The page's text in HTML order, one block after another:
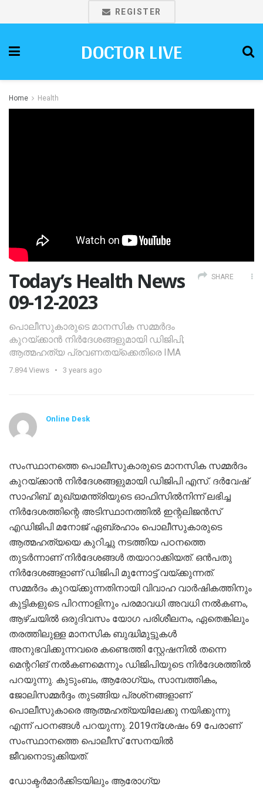
REGISTER
DOCTOR LIVE
Home Health
Today’s Health News
09-12-2023
പൊലീസുകാരുടെ മാനസിക സമ്മർദം
കുറയ്ക്കാൻ നിർദേശങ്ങളുമായി ഡിജിപി;
ആത്മഹത്യ പ്രവണതയ്‌ക്കെതിരെ IMA
7.894Views 3 years ago
SHARE
Online Desk
സംസ്ഥാനത്തെ പൊലീസുകാരുടെ മാനസിക സമ്മര്‍ദം
കുറയ്ക്കാന്‍ നിര്‍ദേശങ്ങളുമായി ഡിജിപി എസ്. ദര്‍വേഷ്
സാഹിബ്. മുഖ്യമന്ത്രിയുടെ ഓഫിസില്‍നിന്ന് ലഭിച്ച
നിര്‍ദേശത്തിന്റെ അടിസ്ഥാനത്തില്‍ ഇന്റലിജന്‍സ്
എഡിജിപി മനോജ് ഏബ്രഹാം പൊലീസുകാരുടെ
ആത്മഹത്യയെ കുറിച്ചു നടത്തിയ പഠനത്തെ
തുടര്‍ന്നാണ് നിര്‍ദേശങ്ങള്‍ തയാറാക്കിയത്. ഒന്‍പതു
നിര്‍ദേശങ്ങളാണ് ഡിജിപി മുന്നോട്ട് വയ്ക്കുന്നത്.
സമ്മര്‍ദം കുറയ്ക്കുന്നതിനായി വിവാഹ വാര്‍ഷികത്തിനും
കുട്ടികളുടെ പിറന്നാളിനും പരമാവധി അവധി നല്‍കണം,
ആഴ്ചയില്‍ ഒരുദിവസം യോഗ പരിശീലനം, ഏതെങ്കിലും
തരത്തിലുള്ള മാനസിക ബുദ്ധിമുട്ടുകള്‍
അനുഭവിക്കുന്നവരെ കണ്ടെത്തി സ്റ്റേഷനില്‍ തന്നെ
മെന്ററിങ് നല്‍കണമെന്നും ഡിജിപിയുടെ നിര്‍ദേശത്തില്‍
പറയുന്നു. കുടുംബം, ആരോഗ്യം, സാമ്പത്തികം,
ജോലിസമ്മര്‍ദ്ദം തുടങ്ങിയ പ്രശ്‌നങ്ങളാണ്
പൊലീസുകാരെ ആത്മഹത്യയിലേക്കു നയിക്കുന്നു
എന്ന് പഠനങ്ങള്‍ പറയുന്നു. 2019ന്‌ശേഷം 69 പേരാണ്
സംസ്ഥാനത്തെ പൊലീസ് സേനയില്‍
ജീവനൊടുക്കിയത്.
ഡോക്ടര്‍മാര്‍ക്കിടയിലും ആരോഗ്യ